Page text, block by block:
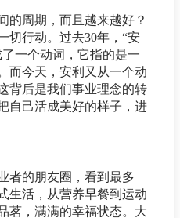
的周期，而且越来越好？
切行动。过去30年，“安
一个动词，它指的是一
而今天，安利又从一个动
背后是我们事业理念的转
自己活成美好的样子，进
者的朋友圈，看到最多
生活，从营养早餐到运动
茗，满满的幸福状态。大